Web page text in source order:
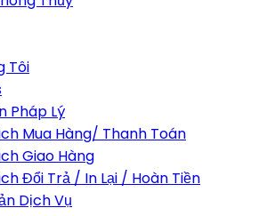
Tôi
Pháp Lý
Mua Hàng/ Thanh Toán
Giao Hàng
Đổi Trả / In Lại / Hoàn Tiền
Dịch Vụ